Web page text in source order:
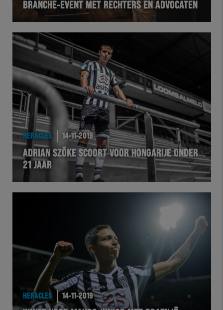
BRANCHE-EVENT MET RECHTERS EN ADVOCATEN
HERACLES 14-11-2019
ADRIAN SZÖKE SCOORT VOOR HONGARIJE ONDER
21 JAAR
HERACLES 14-11-2019